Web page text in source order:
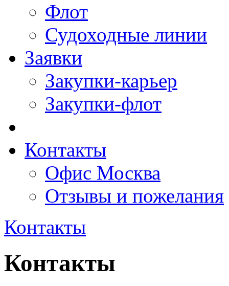
Флот
Судоходные линии
Заявки
Закупки-карьер
Закупки-флот
Контакты
Офис Москва
Отзывы и пожелания
Контакты
Контакты